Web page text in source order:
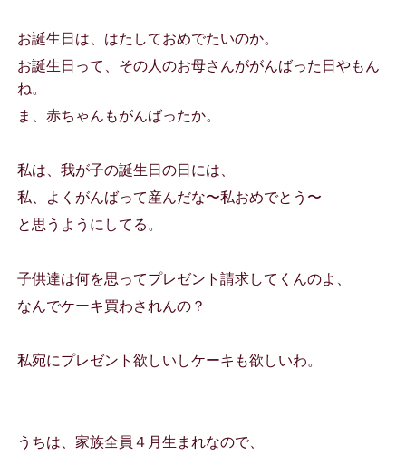
お誕生日は、はたしておめでたいのか。
お誕生日って、その人のお母さんががんばった日やもん
ね。
ま、赤ちゃんもがんばったか。
私は、我が子の誕生日の日には、
私、よくがんばって産んだな〜私おめでとう〜
と思うようにしてる。
子供達は何を思ってプレゼント請求してくんのよ、
なんでケーキ買わされんの？
私宛にプレゼント欲しいしケーキも欲しいわ。
うちは、家族全員４月生まれなので、